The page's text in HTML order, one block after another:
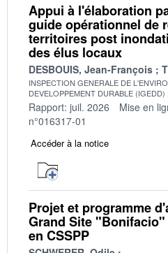
Appui à l'élaboration
guide opérationnel de
territoires post
des élus locaux
DESBOUIS, Jean-François
INSPECTION GENERALE DE
DEVELOPPEMENT DURABLE (IGEDD)
Rapport: juil. 2026 Mise en
n°016317-01
Accéder à la notice
Projet et programme
Grand Site
en CSSPP